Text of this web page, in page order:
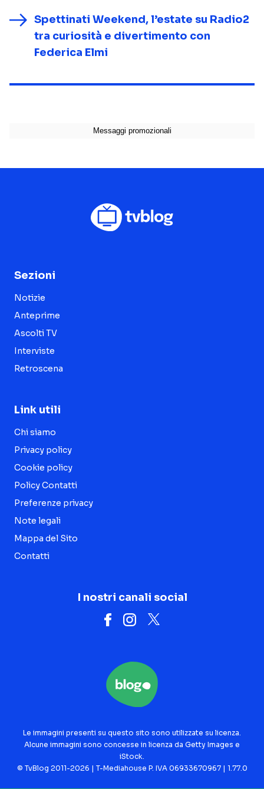
Spettinati Weekend, l’estate su Radio2
tra curiosità e divertimento con
Federica Elmi
Sezioni
Notizie
Anteprime
Ascolti TV
Interviste
Retroscena
Link utili
Chi siamo
Privacy policy
Cookie policy
Policy Contatti
Preferenze privacy
Note legali
Mappa del Sito
Contatti
I nostri canali social
Le immagini presenti su questo sito sono utilizzate su licenza.
Alcune immagini sono concesse in licenza da Getty Images e
iStock.
© TvBlog 2011-2026 | T-Mediahouse P. IVA 06933670967 | 1.77.0